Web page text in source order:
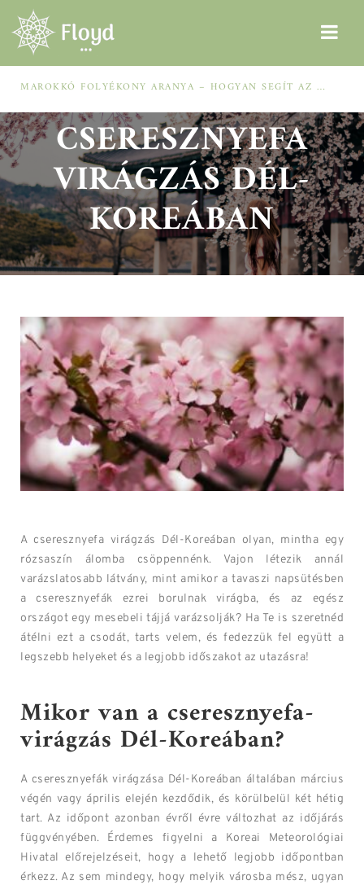
MAROKKÓ FOLYÉKONY ARANYA – HOGYAN SEGÍT AZ ARGÁNOLAJ A SZÁRAZ, MEGVISELT TINCSEKEN?
CSERESZNYEFA
VIRÁGZÁS DÉL-
KOREÁBAN
A cseresznyefa virágzás Dél-Koreában olyan, mintha egy
rózsaszín álomba csöppennénk. Vajon létezik annál
varázslatosabb látvány, mint amikor a tavaszi napsütésben
a cseresznyefák ezrei borulnak virágba, és az egész
országot egy mesebeli tájjá varázsolják? Ha Te is szeretnéd
átélni ezt a csodát, tarts velem, és fedezzük fel együtt a
legszebb helyeket és a legjobb időszakot az utazásra!
Mikor van a cseresznyefa-
virágzás Dél-Koreában?
A cseresznyefák virágzása Dél-Koreában általában március
végén vagy április elején kezdődik, és körülbelül két hétig
tart. Az időpont azonban évről évre változhat az időjárás
függvényében. Érdemes figyelni a Koreai Meteorológiai
Hivatal előrejelzéseit, hogy a lehető legjobb időpontban
érkezz. Az sem mindegy, hogy melyik városba mész, ugyan